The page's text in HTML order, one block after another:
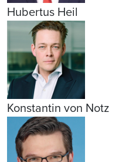
Hubertus Heil
Konstantin von Notz